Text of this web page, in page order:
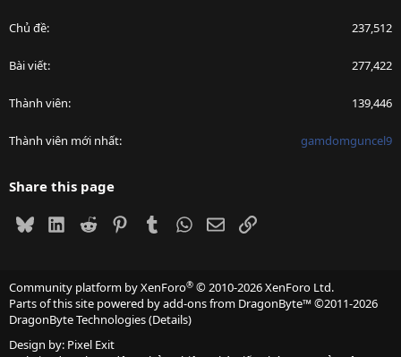
Chủ đề 237,512
Bài viết 277,422
Thành viên 139,446
Thành viên mới nhất gamdomguncel9
Share this page
BlueskyLinkedIn
Reddit PinterestTumblrWhatsApp
EmailLink
Community platform by XenForo® © 2010-2026 XenForo Ltd.
Parts of this site powered byadd-ons from DragonByte™©2011-2026
DragonByte Technologies(Details)
Design by: Pixel Exit